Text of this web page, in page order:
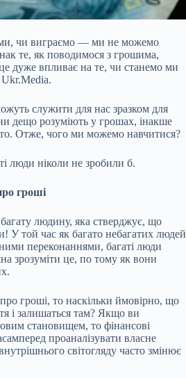
чи виграємо — ми не можемо
те, як поводимося з грошима,
дуже впливає на те, чи станемо ми
служити для нас зразком для
дещо розуміють у грошах, інакше
Отже, чого ми можемо навчитися?
люди ніколи не зробили б.
гроші
людину, яка стверджує, що
У той час як багато небагатих людей
переконаннями, багаті люди
зрозуміти це, по тому як вони
гроші, то наскільки ймовірно, що
і залишаться там? Якщо ви
становищем, то фінансові
проаналізувати власне
світогляду часто змінює